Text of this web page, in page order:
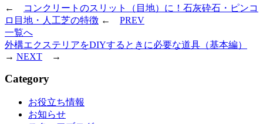
←
コンクリートのスリット（目地）に！石灰砕石・ピンコ
ロ目地・人工芝の特徴 ← PREV
一覧へ
外構エクステリアをDIYするときに必要な道具（基本編）
→ NEXT →
Category
お役立ち情報
お知らせ